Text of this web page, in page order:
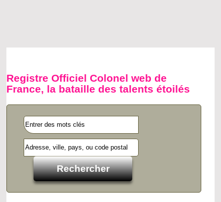
Registre Officiel Colonel web de
France, la bataille des talents étoilés